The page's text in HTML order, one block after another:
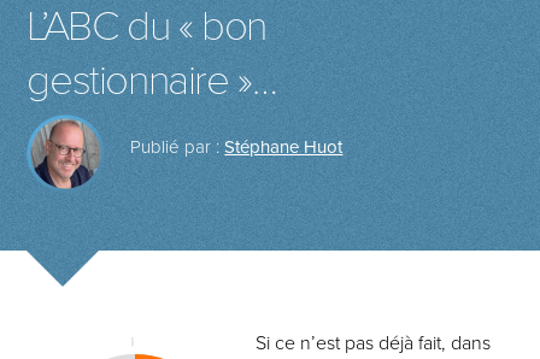
L’ABC du « bon
gestionnaire »…
Publié par :Stéphane Huot
Si ce n’est pas déjà fait, dans